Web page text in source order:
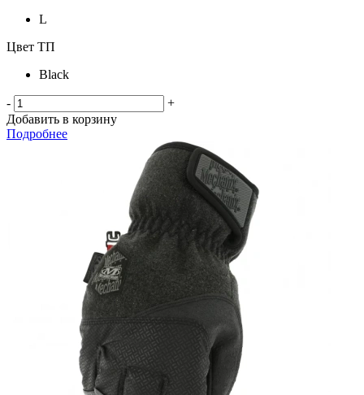
L
Цвет ТП
Black
-
+
Добавить в корзину
Подробнее